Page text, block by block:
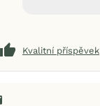
Kvalitní příspěvek